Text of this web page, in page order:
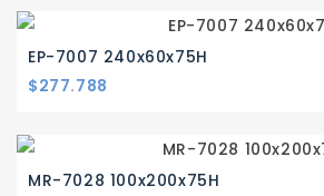
EP-7007 240x60x75H
Precio
$277.788
MR-7028 100x200x75H